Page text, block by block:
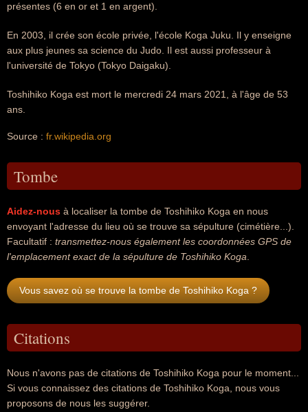
présentes (6 en or et 1 en argent).
En 2003, il crée son école privée, l'école Koga Juku. Il y enseigne
aux plus jeunes sa science du Judo. Il est aussi professeur à
l'université de Tokyo (Tokyo Daigaku).
Toshihiko Koga est mort le mercredi 24 mars 2021, à l'âge de 53
ans.
Source : fr.wikipedia.org
Tombe
Aidez-nous à localiser la tombe de Toshihiko Koga en nous
envoyant l'adresse du lieu où se trouve sa sépulture (cimétière...).
Facultatif : transmettez-nous également les coordonnées GPS de
l'emplacement exact de la sépulture de Toshihiko Koga
Vous savez où se trouve la tombe de Toshihiko Koga ?
Citations
Nous n'avons pas de citations de Toshihiko Koga pour le moment...
Si vous connaissez des citations de Toshihiko Koga, nous vous
proposons de nous les suggérer.